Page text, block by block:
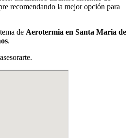
recomendando la mejor opción para
de Aerotermia en Santa Maria de
.
.